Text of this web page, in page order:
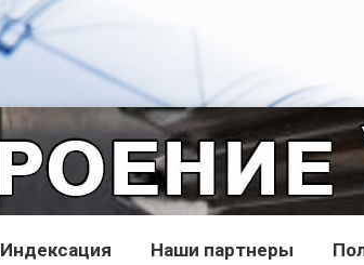
Индекcация Наши партнеры